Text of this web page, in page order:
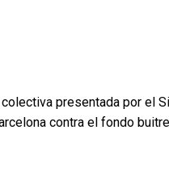
presentada por el
contra el fondo